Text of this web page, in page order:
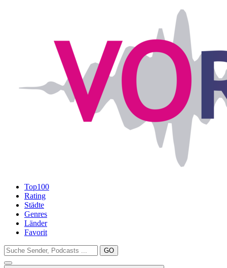
Top100
Rating
Städte
Genres
Länder
Favorit
GO